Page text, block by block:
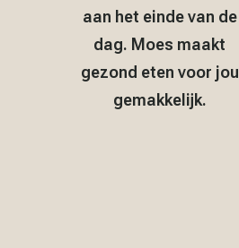
aan het einde van de
dag. Moes maakt
gezond eten voor jou
gemakkelijk.